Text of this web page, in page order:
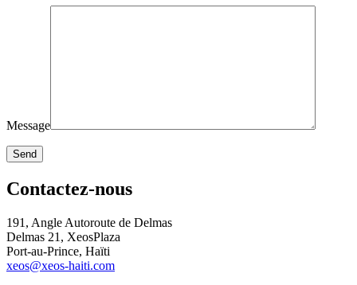
Message
Contactez-nous
191, Angle Autoroute de Delmas
Delmas 21, XeosPlaza
Port-au-Prince, Haïti
xeos@xeos-haiti.com